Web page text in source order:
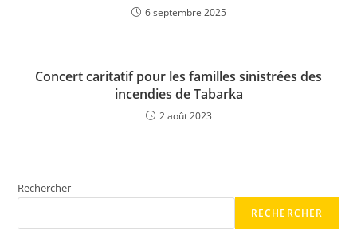
6 septembre 2025
Concert caritatif pour les familles sinistrées des
incendies de Tabarka
2 août 2023
Rechercher
RECHERCHER